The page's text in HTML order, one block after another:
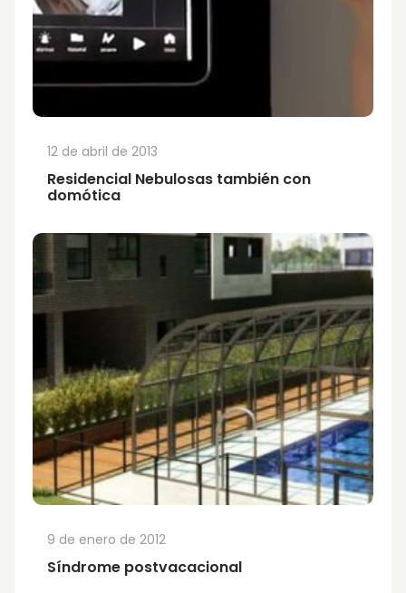
Residencial Nebulosas también con
domótica
12 de abril de 2013
Síndrome postvacacional
9 de enero de 2012